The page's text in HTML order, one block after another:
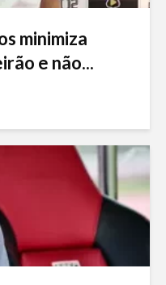
minimiza
e não...